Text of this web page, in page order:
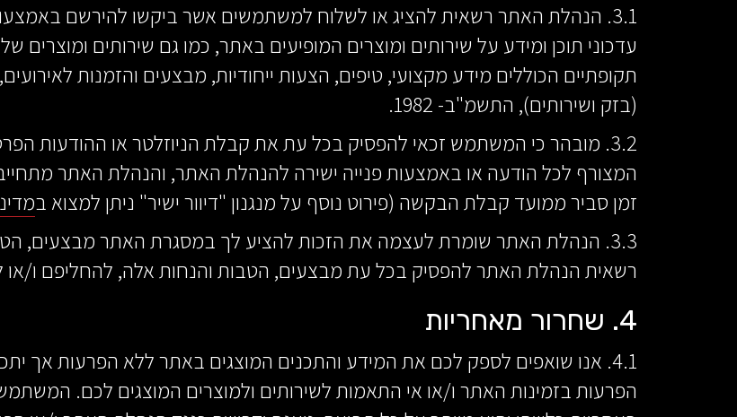
3.1. הנהלת האתר רשאית להציג או לשלוח למשתמשים אשר ביקשו להירשם
עדכוני תוכן ומידע על שירותים ומוצרים המופיעים באתר, כמו גם שירותים ומוצרים
(בזק ושירותים), התשמ"ב- 1982.
3.2. מובהר כי המשתמש זכאי להפסיק בכל עת את קבלת הניוזלטר או ההודעות
המצורף לכל הודעה או באמצעות פנייה ישירה להנהלת האתר, והנהלת האתר
זמן סביר ממועד קבלת הבקשה (פירוט נוסף על מנגנון "דיוור ישיר" ניתן למצוא ב
3.3. הנהלת האתר שומרת לעצמה את הזכות להציע לך במסגרת האתר מבצעים,
רשאית הנהלת האתר להפסיק בכל עת מבצעים, הטבות והנחות אלה, להחליפם ו/
4. שחרור מאחריות
4.1. אנו שואפים לספק לכם את המידע והתכנים המוצגים באתר ללא הפרעות אך
הפרעות בזמינות האתר ו/או אי התאמות לשירותים ולמוצרים המוצגים לכם.